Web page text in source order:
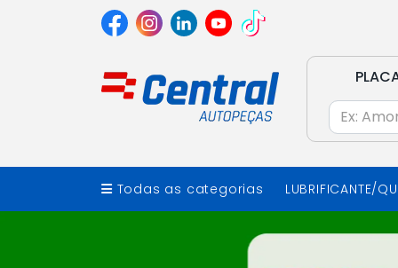
Todas as categorias LUBRIFICANTE/